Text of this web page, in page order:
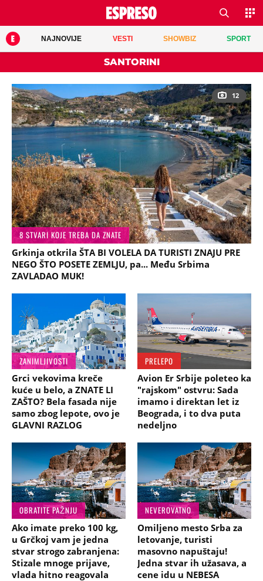
NAJNOVIJE VESTI SHOWBIZ SPORT
SANTORINI
12
8 STVARI KOJE TREBA DA ZNATE
Grkinja otkrila ŠTA BI VOLELA DA TURISTI ZNAJU PRE
NEGO ŠTO POSETE ZEMLJU, pa... Među Srbima
ZAVLADAO MUK!
ZANIMLJIVOSTI
Grci vekovima kreče
kuće u belo, a ZNATE LI
ZAŠTO? Bela fasada nije
samo zbog lepote, ovo je
GLAVNI RAZLOG
PRELEPO
Avion Er Srbije poleteo ka
"rajskom" ostvru: Sada
imamo i direktan let iz
Beograda, i to dva puta
nedeljno
OBRATITE PAŽNJU
Ako imate preko 100 kg,
u Grčkoj vam je jedna
stvar strogo zabranjena:
Stizale mnoge prijave,
vlada hitno reagovala
NEVEROVATNO
Omiljeno mesto Srba za
letovanje, turisti
masovno napuštaju!
Jedna stvar ih užasava, a
cene idu u NEBESA